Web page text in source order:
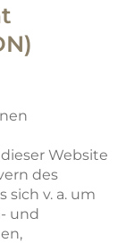
Website
des
sich v. a. um
und